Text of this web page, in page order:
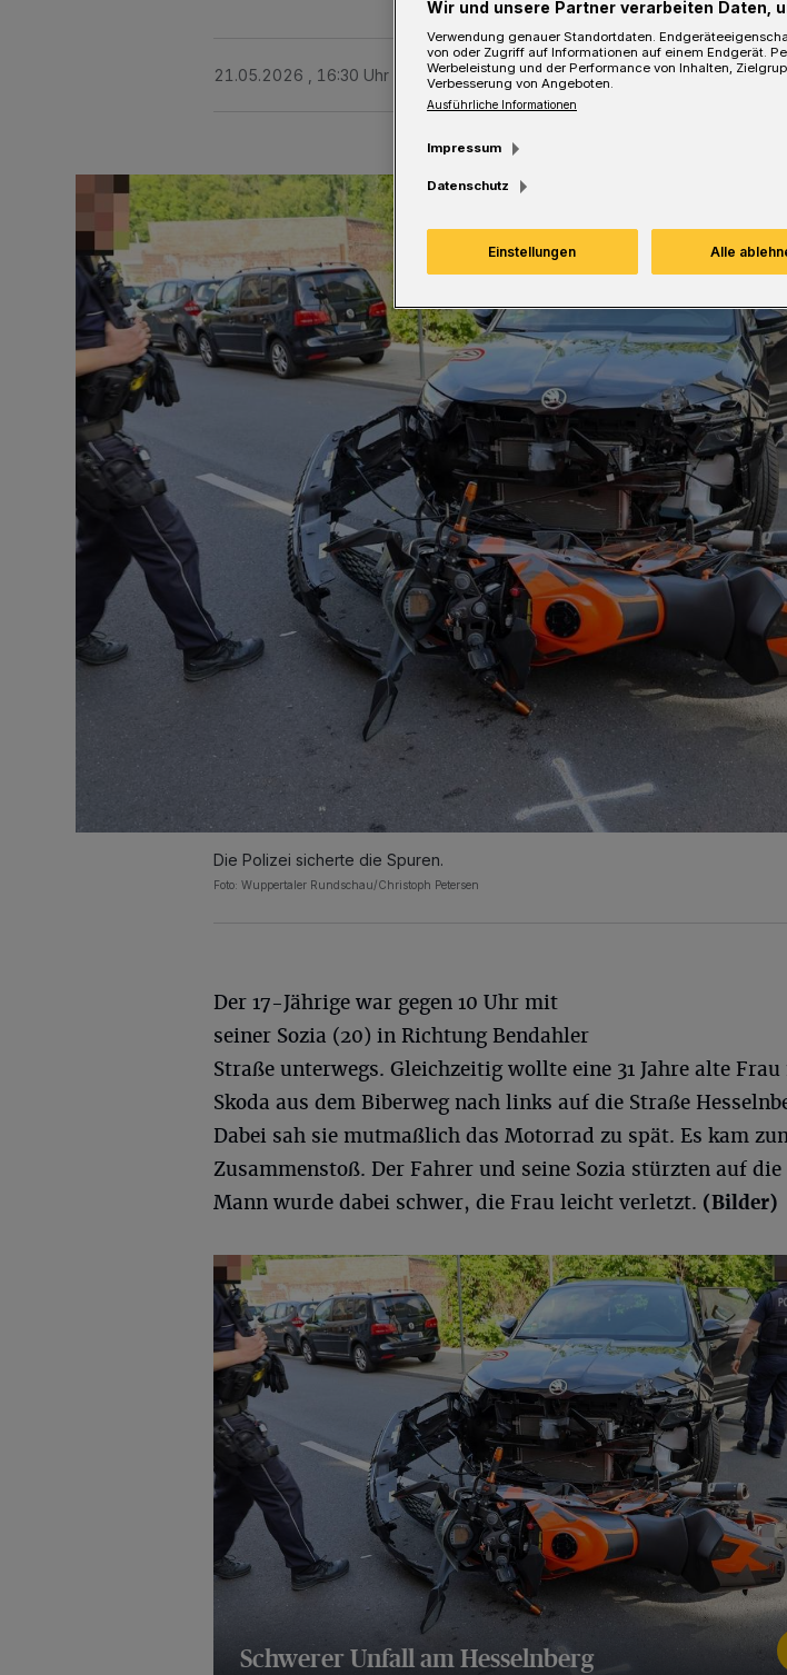
21.05.2026 , 16:30 Uhr Eine Minute Lesezeit
Die Polizei sicherte die Spuren.
Foto: Wuppertaler Rundschau/Christoph Petersen
Der 17-Jährige war gegen 10 Uhr mit
seiner Sozia (20) in Richtung Bendahler
Straße unterwegs. Gleichzeitig wollte eine 31 Jahre alte
Skoda aus dem Biberweg nach links auf die Straße
Dabei sah sie mutmaßlich das Motorrad zu spät. Es kam
Zusammenstoß. Der Fahrer und seine Sozia stürzten auf die
Mann wurde dabei schwer, die Frau leicht verletzt. (Bilder)
Schwerer Unfall am Hesselnberg
Wir und unsere Partner verarbeiten Daten,
Verwendung genauer Standortdaten.
von oder Zugriff auf Informationen auf einem Endgerät.
Werbeleistung und der Performance von Inhalten,
Verbesserung von Angeboten.
Ausführliche Informationen
Impressum
Datenschutz
Einstellungen Alle